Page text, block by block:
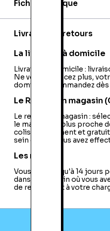
Fiche technique
Model:
Z506
Télécommande:Non
Type de Système:Actif
Type de Signal
Bluetooth:
Non
Décodeur Dolby:Pas
Caisson de Basse:Oui
Entrée Audio:Oui
Enceinte Monobloc:
Station d'Accueil PMP:
Fonctionnement sur
Type de Station
Station d'Accueil
Station d'Accueil
Carte SD:
Non
Livraison et retours
La livraison à domicile
Livraison à domicile :
Ne vous déplacez plus,
domicile ! Commandez
Le Retrait en magasin
Le retrait en magasin :
le magasin le plus proche
colis directement et
sein duquel vous avez
Les retours
Vous avez jusqu'à 14
dans le magasin où vous
de retour sont à votre